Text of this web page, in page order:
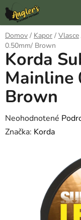
Prejsť
na
obsah
Domov / Kapor / Vlasce
0.50mm/ Brown
Korda
Mainline
Brown
Priemerné
hodnotenie
hviezdičiek.
Neohodnotené
Značka: Korda